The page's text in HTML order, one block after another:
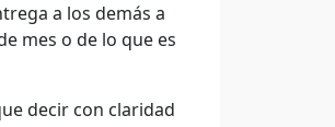
a los demás a
mes o de lo que es
decir con claridad